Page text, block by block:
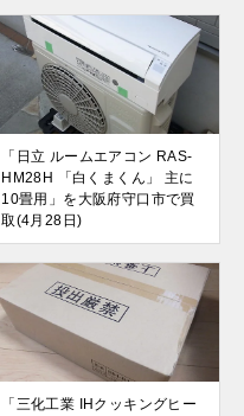
「日立 ルームエアコン RAS-
HM28H 「白くまくん」 主に
10畳用」を大阪府守口市で買
取(4月28日)
「三化工業 IHクッキングヒー